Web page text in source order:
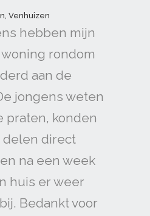
Venhuizen
hebben mijn
rondom
aan de
jongens weten
praten, konden
direct
na een week
huis er weer
Bedankt voor